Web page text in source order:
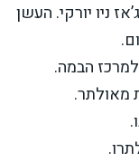
ג’אז ניו יורקי. העשן
הבמה.
מאולתר.